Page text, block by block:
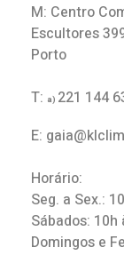
M: Centro
Escultores
Porto
T: a) 221 144
E:
Horário:
Seg. a Sex.:
Sábados: 10h
Domingos e